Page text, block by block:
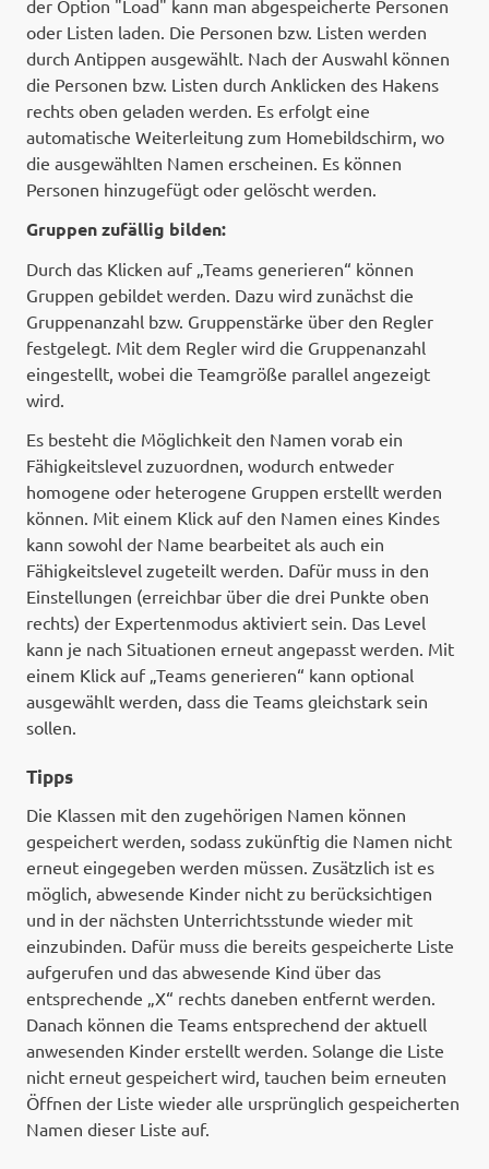
der Option "Load" kann man abgespeicherte Personen
oder Listen laden. Die Personen bzw. Listen werden
durch Antippen ausgewählt. Nach der Auswahl können
die Personen bzw. Listen durch Anklicken des Hakens
rechts oben geladen werden. Es erfolgt eine
automatische Weiterleitung zum Homebildschirm, wo
die ausgewählten Namen erscheinen. Es können
Personen hinzugefügt oder gelöscht werden.
Gruppen zufällig bilden:
Durch das Klicken auf „Teams generieren“ können
Gruppen gebildet werden. Dazu wird zunächst die
Gruppenanzahl bzw. Gruppenstärke über den Regler
festgelegt. Mit dem Regler wird die Gruppenanzahl
eingestellt, wobei die Teamgröße parallel angezeigt
wird.
Es besteht die Möglichkeit den Namen vorab ein
Fähigkeitslevel zuzuordnen, wodurch entweder
homogene oder heterogene Gruppen erstellt werden
können. Mit einem Klick auf den Namen eines Kindes
kann sowohl der Name bearbeitet als auch ein
Fähigkeitslevel zugeteilt werden. Dafür muss in den
Einstellungen (erreichbar über die drei Punkte oben
rechts) der Expertenmodus aktiviert sein. Das Level
kann je nach Situationen erneut angepasst werden. Mit
einem Klick auf „Teams generieren“ kann optional
ausgewählt werden, dass die Teams gleichstark sein
sollen.
Tipps
Die Klassen mit den zugehörigen Namen können
gespeichert werden, sodass zukünftig die Namen nicht
erneut eingegeben werden müssen. Zusätzlich ist es
möglich, abwesende Kinder nicht zu berücksichtigen
und in der nächsten Unterrichtsstunde wieder mit
einzubinden. Dafür muss die bereits gespeicherte Liste
aufgerufen und das abwesende Kind über das
entsprechende „X“ rechts daneben entfernt werden.
Danach können die Teams entsprechend der aktuell
anwesenden Kinder erstellt werden. Solange die Liste
nicht erneut gespeichert wird, tauchen beim erneuten
Öffnen der Liste wieder alle ursprünglich gespeicherten
Namen dieser Liste auf.